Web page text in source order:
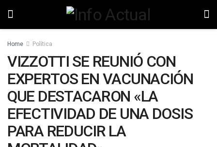
Home Política
VIZZOTTI SE REUNIÓ CON
EXPERTOS EN VACUNACIÓN
QUE DESTACARON «LA
EFECTIVIDAD DE UNA DOSIS
PARA REDUCIR LA